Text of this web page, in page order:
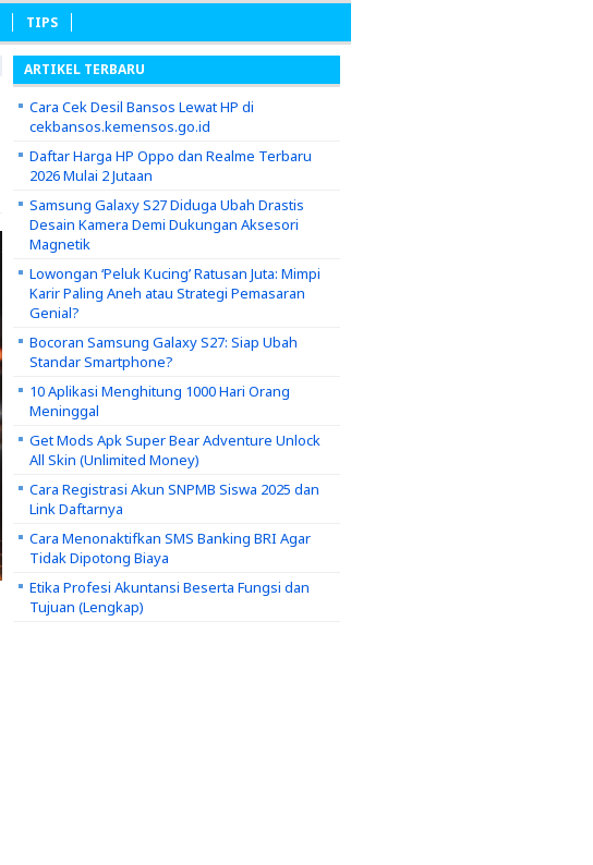
TIPS
ARTIKEL TERBARU
Cara Cek Desil Bansos Lewat HP di
cekbansos.kemensos.go.id
Daftar Harga HP Oppo dan Realme Terbaru
2026 Mulai 2 Jutaan
Samsung Galaxy S27 Diduga Ubah Drastis
Desain Kamera Demi Dukungan Aksesori
Magnetik
Lowongan ‘Peluk Kucing’ Ratusan Juta: Mimpi
Karir Paling Aneh atau Strategi Pemasaran
Genial?
Bocoran Samsung Galaxy S27: Siap Ubah
Standar Smartphone?
10 Aplikasi Menghitung 1000 Hari Orang
Meninggal
Get Mods Apk Super Bear Adventure Unlock
All Skin (Unlimited Money)
Cara Registrasi Akun SNPMB Siswa 2025 dan
Link Daftarnya
Cara Menonaktifkan SMS Banking BRI Agar
Tidak Dipotong Biaya
Etika Profesi Akuntansi Beserta Fungsi dan
Tujuan (Lengkap)